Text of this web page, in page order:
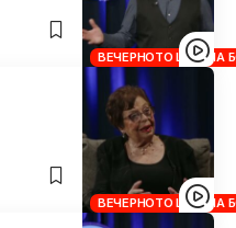
ВЕЧЕРНОТО ШОУ НА
ВЕЧЕРНОТО ШОУ НА